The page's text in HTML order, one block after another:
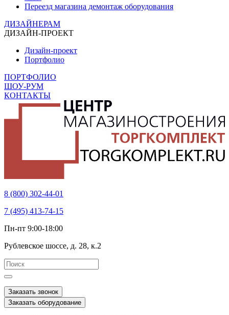
Переезд магазина демонтаж оборудования
ДИЗАЙНЕРАМ
ДИЗАЙН-ПРОЕКТ
Дизайн-проект
Портфолио
ПОРТФОЛИО
ШОУ-РУМ
КОНТАКТЫ
8 (800) 302-44-01
7 (495) 413-74-15
Пн-пт 9:00-18:00
Рублевское шоссе, д. 28, к.2
Заказать звонок
Заказать оборудование